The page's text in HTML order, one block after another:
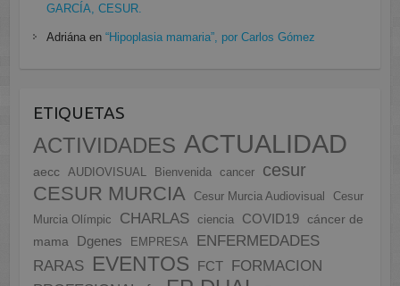
GARCÍA, CESUR.
Adriánaen “Hipoplasia mamaria”, por Carlos Gómez
ETIQUETAS
ACTIVIDADES ACTUALIDAD
aecc AUDIOVISUAL Bienvenida cancer cesur
CESUR MURCIA Cesur Murcia Audiovisual
Cesur
Murcia Olímpic
CHARLAS ciencia COVID19
cáncer de
mama
Dgenes EMPRESA
ENFERMEDADES
RARAS EVENTOS FCT
FORMACION